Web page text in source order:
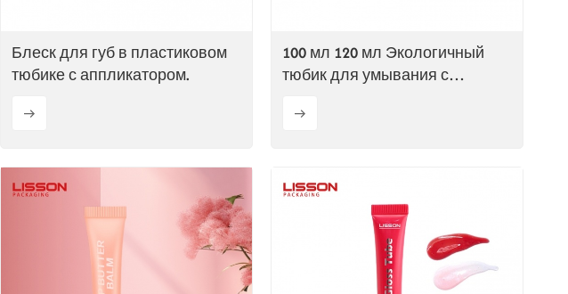
Блеск для губ в пластиковом
тюбике с аппликатором.
100 мл 120 мл Экологичный
тюбик для умывания с